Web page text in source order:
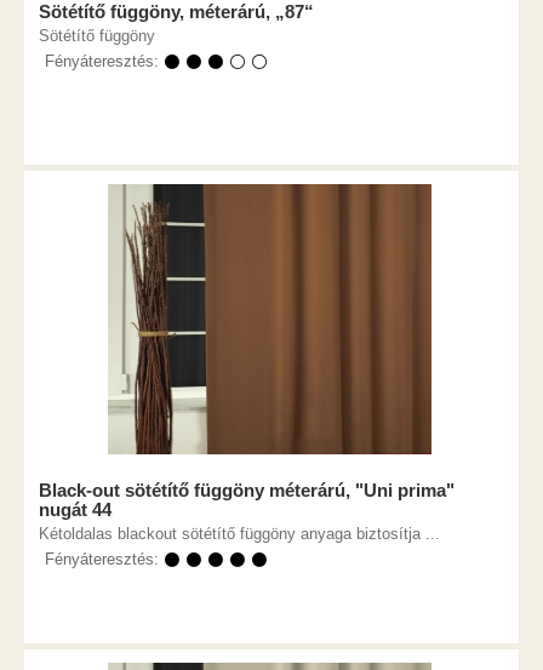
Sötétítő függöny, méterárú, „87“
Sötétítő függöny
Fényáteresztés: ⚫ ⚫ ⚫ ⚪ ⚪
Black-out sötétítő függöny méterárú, "Uni prima"
nugát 44
Kétoldalas blackout sötétítő függöny anyaga biztosítja ...
Fényáteresztés: ⚫ ⚫ ⚫ ⚫ ⚫